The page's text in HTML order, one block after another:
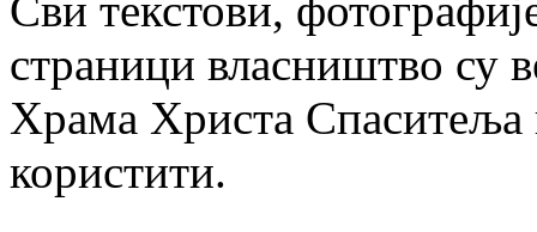
страници власништво су
Храма Христа Спаситеља
користити.